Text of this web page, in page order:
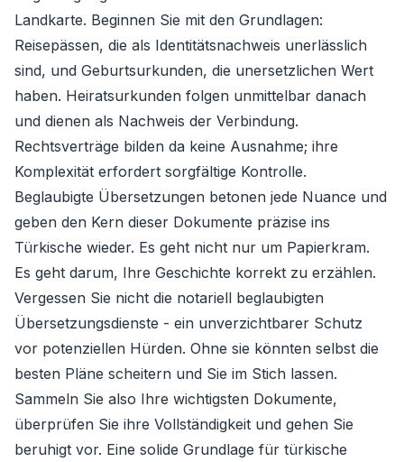
Landkarte. Beginnen Sie mit den Grundlagen:
Reisepässen, die als Identitätsnachweis unerlässlich
sind, und Geburtsurkunden, die unersetzlichen Wert
haben. Heiratsurkunden folgen unmittelbar danach
und dienen als Nachweis der Verbindung.
Rechtsverträge bilden da keine Ausnahme; ihre
Komplexität erfordert sorgfältige Kontrolle.
Beglaubigte Übersetzungen betonen jede Nuance und
geben den Kern dieser Dokumente präzise ins
Türkische wieder. Es geht nicht nur um Papierkram.
Es geht darum, Ihre Geschichte korrekt zu erzählen.
Vergessen Sie nicht die notariell beglaubigten
Übersetzungsdienste - ein unverzichtbarer Schutz
vor potenziellen Hürden. Ohne sie könnten selbst die
besten Pläne scheitern und Sie im Stich lassen.
Sammeln Sie also Ihre wichtigsten Dokumente,
überprüfen Sie ihre Vollständigkeit und gehen Sie
beruhigt vor. Eine solide Grundlage für türkische